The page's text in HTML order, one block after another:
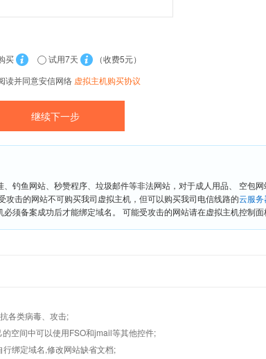
买 试用7天
（收费5元）
读并同意安信网络 虚拟主机购买协议
钓鱼网站、秒赞程序、垃圾邮件等非法网站，对于成人用品、 空包
击的网站不可购买我司虚拟主机，但可以购买我司电信线路的云服务
必须备案成功后才能绑定域名。 可能受攻击的网站请在虚拟主机控制面
各类病毒、攻击;
空间中可以使用FSO和jmail等其他控件;
绑定域名,修改网站缺省文档;